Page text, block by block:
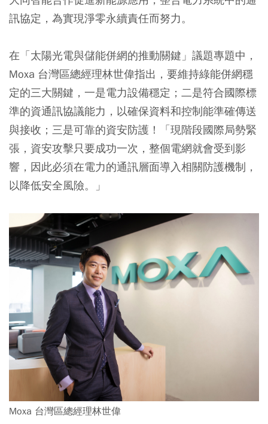
訊協定，為實現淨零永續責任而努力。
在「太陽光電與儲能併網的推動關鍵」議題專題中，
Moxa 台灣區總經理林世偉指出，要維持綠能併網穩
定的三大關鍵，一是電力設備穩定；二是符合國際標
準的資通訊協議能力，以確保資料和控制能準確傳送
與接收；三是可靠的資安防護！「現階段國際局勢緊
張，資安攻擊只要成功一次，整個電網就會受到影
響，因此必須在電力的通訊層面導入相關防護機制，
以降低安全風險。」
Moxa 台灣區總經理林世偉